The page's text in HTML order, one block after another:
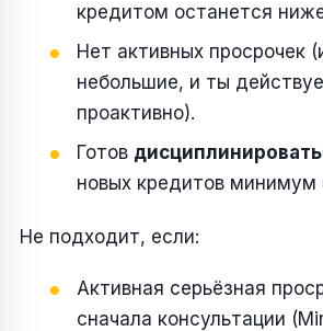
кредитом останется
Нет активных просрочек
небольшие, и ты
проактивно).
Готов
новых кредитов минимум
Не подходит, если:
Активная серьёзная
сначала консультации